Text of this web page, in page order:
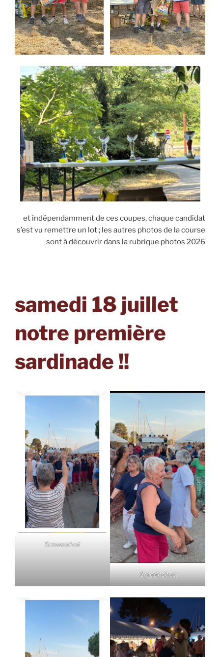
et indépendamment de ces coupes, chaque candidat
s’est vu remettre un lot ; les autres photos de la course
sont à découvrir dans la rubrique photos 2026
samedi 18 juillet
notre première
sardinade !!
Screenshot
Screenshot